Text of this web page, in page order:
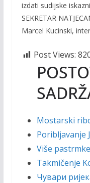
izdati sudijske
SEKRETAR
Marcel Kucinski,
Post Views:
Mostarski
Poribljavanje
Više pastrmke
Takmičenje
Чувари